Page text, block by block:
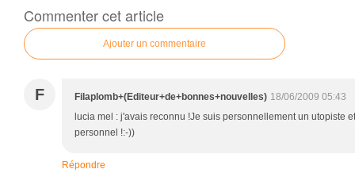
Commenter cet article
Ajouter un commentaire
F Filaplomb+(Editeur+de+bonnes+nouvelles) 18/06/2009 05:43
lucia mel : j'avais reconnu !Je suis personnellement un utopiste
personnel !:-))
Répondre